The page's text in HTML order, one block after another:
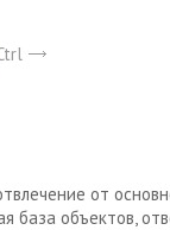
от
база объектов,